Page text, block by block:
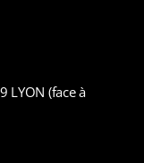
LYON (face à